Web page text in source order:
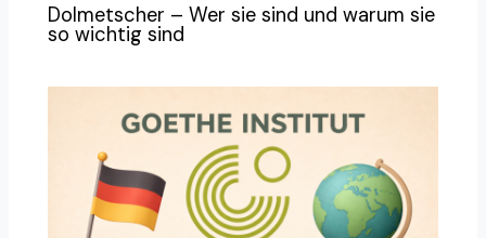
Dolmetscher – Wer sie sind und warum sie
so wichtig sind